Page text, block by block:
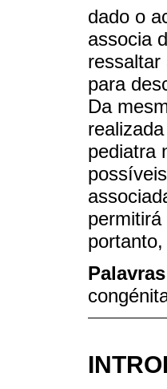
dado o
associa
ressaltar
para
Da
pediatra